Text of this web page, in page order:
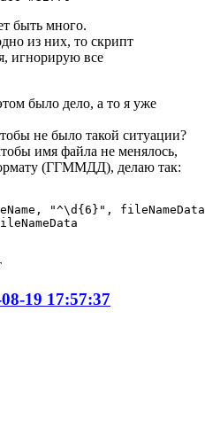
быть много.
из них, то скрипт
игнорирую все
было дело, а то я уже
не было такой ситуации?
имя файла не менялось,
(ГГММДД), делаю так:
19 17:57:37